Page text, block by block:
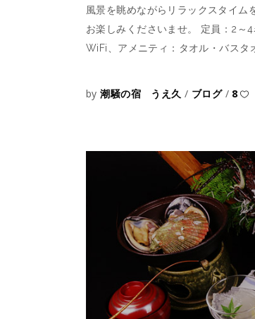
風景を眺めながらリラックスタイ
お楽しみくださいませ。 定員：2～
WiFi、アメニティ：タオル・バスタ
by潮騒の宿 うえ久 ブログ 8